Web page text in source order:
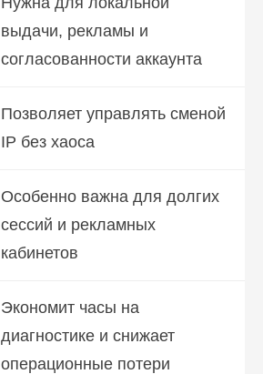
выдачи, рекламы и
согласованности аккаунта
Позволяет управлять сменой
IP без хаоса
Особенно важна для долгих
сессий и рекламных
кабинетов
Экономит часы на
диагностике и снижает
операционные потери